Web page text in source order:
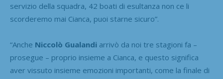
servizio della squadra, 42 boati di esultanza non ce li
scorderemo mai Cianca, puoi starne sicuro”.
“Anche Niccolò Gualandi arrivò da noi tre stagioni fa –
prosegue – proprio insieme a Cianca, e questo significa
aver vissuto insieme emozioni importanti, come la finale di